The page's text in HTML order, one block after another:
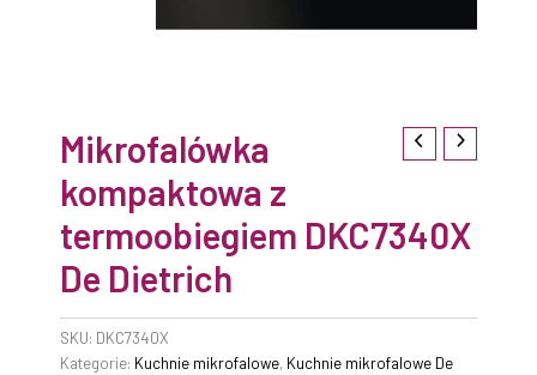
Mikrofalówka
kompaktowa z
termoobiegiem DKC7340X
De Dietrich
SKU: DKC7340X
Kategorie: Kuchnie mikrofalowe, Kuchnie mikrofalowe De